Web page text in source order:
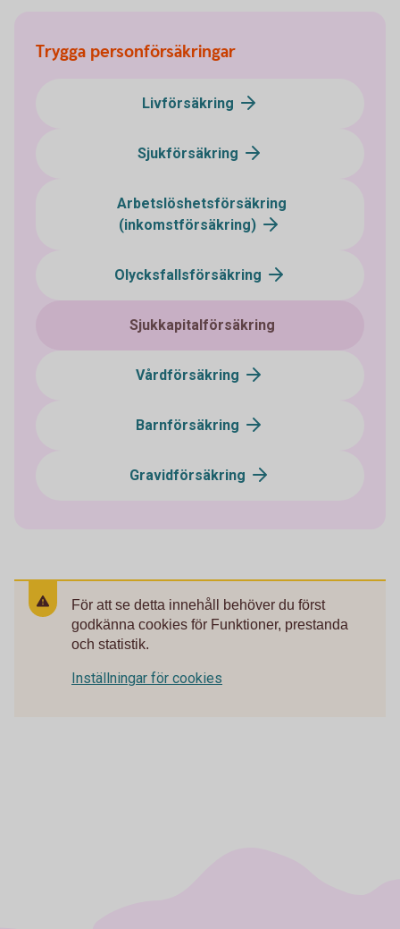
Trygga personförsäkringar
Livförsäkring
Sjukförsäkring
Arbetslöshetsförsäkring
(inkomstförsäkring)
Olycksfallsförsäkring
Sjukkapitalförsäkring
Vårdförsäkring
Barnförsäkring
Gravidförsäkring
För att se detta innehåll behöver du först
godkänna cookies för Funktioner, prestanda
och statistik.
Inställningar för cookies